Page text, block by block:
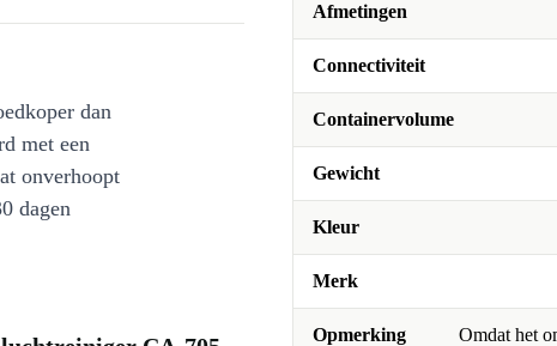
Afmetingen
Connectiviteit
Containervolume
Gewicht
Kleur
Merk
Opmerking
Omdat het
dan
met een
onverhoopt
dagen